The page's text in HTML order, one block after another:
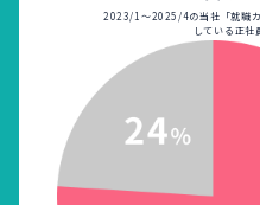
2023/1～2025/4の当社「就職
している正